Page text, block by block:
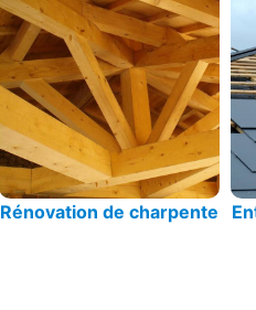
Rénovation de charpente